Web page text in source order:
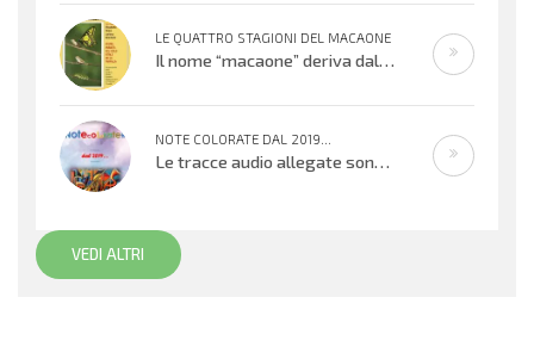
LE QUATTRO STAGIONI DEL MACAONE
Il nome “macaone” deriva dalla mitologia greca: Macaone era un abile medico e guerriero e il nome della farfalla
NOTE COLORATE DAL 2019...
Le tracce audio allegate sono promemoria di percorsi didattici realizzati
VEDI ALTRI